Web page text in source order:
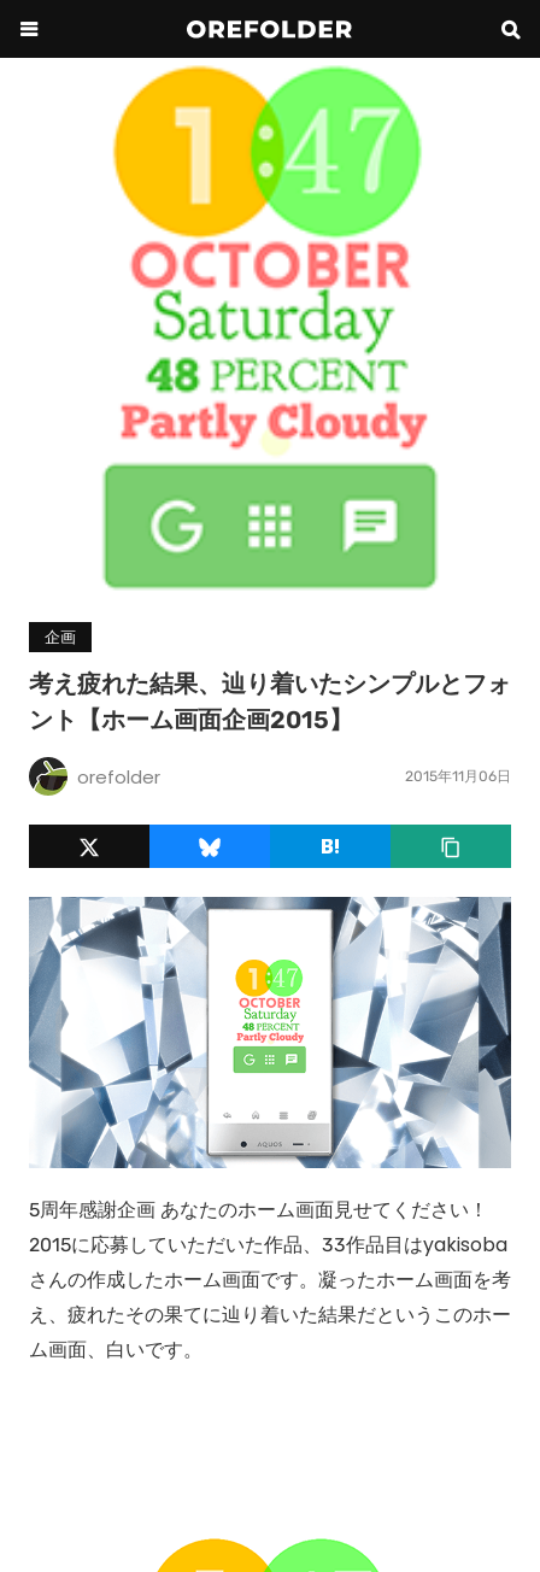
企画
考え疲れた結果、辿り着いたシンプルとフォ
ント【ホーム画面企画2015】
orefolder 2015年11月06日
5周年感謝企画 あなたのホーム画面見せてください！
2015に応募していただいた作品、33作品目はyakisoba
さんの作成したホーム画面です。凝ったホーム画面を考
え、疲れたその果てに辿り着いた結果だというこのホー
ム画面、白いです。